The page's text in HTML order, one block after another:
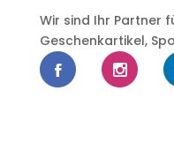
Wir sind Ihr Partner
Geschenkartikel,